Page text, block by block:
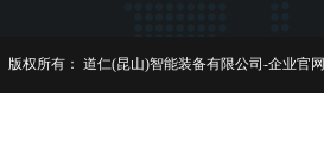
版权所有： 道仁(昆山)智能装备有限公司-企业官网